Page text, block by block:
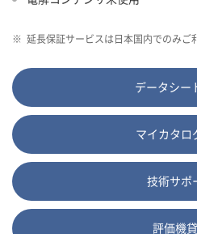
※ 延長保証サービスは日本国内でのみご
データシー
マイカタロ
技術サポ
評価機